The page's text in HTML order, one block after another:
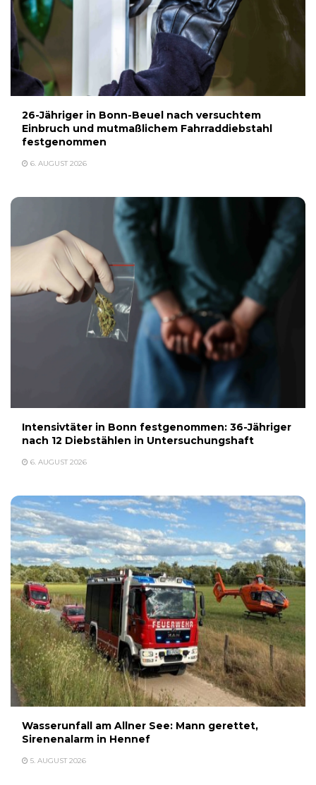
26-Jähriger in Bonn-Beuel nach versuchtem
Einbruch und mutmaßlichem Fahrraddiebstahl
festgenommen
6. AUGUST 2026
Intensivtäter in Bonn festgenommen: 36-Jähriger
nach 12 Diebstählen in Untersuchungshaft
6. AUGUST 2026
Wasserunfall am Allner See: Mann gerettet,
Sirenenalarm in Hennef
5. AUGUST 2026